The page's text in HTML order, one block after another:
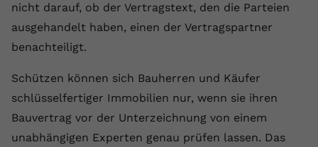
nicht darauf, ob der Vertragstext, den die Parteien
ausgehandelt haben, einen der Vertragspartner
benachteiligt.
Schützen können sich Bauherren und Käufer
schlüsselfertiger Immobilien nur, wenn sie ihren
Bauvertrag vor der Unterzeichnung von einem
unabhängigen Experten genau prüfen lassen. Das
Zweck
Videopräferenzen des Nutzers zu
speichern, der eingebettete YouTube-